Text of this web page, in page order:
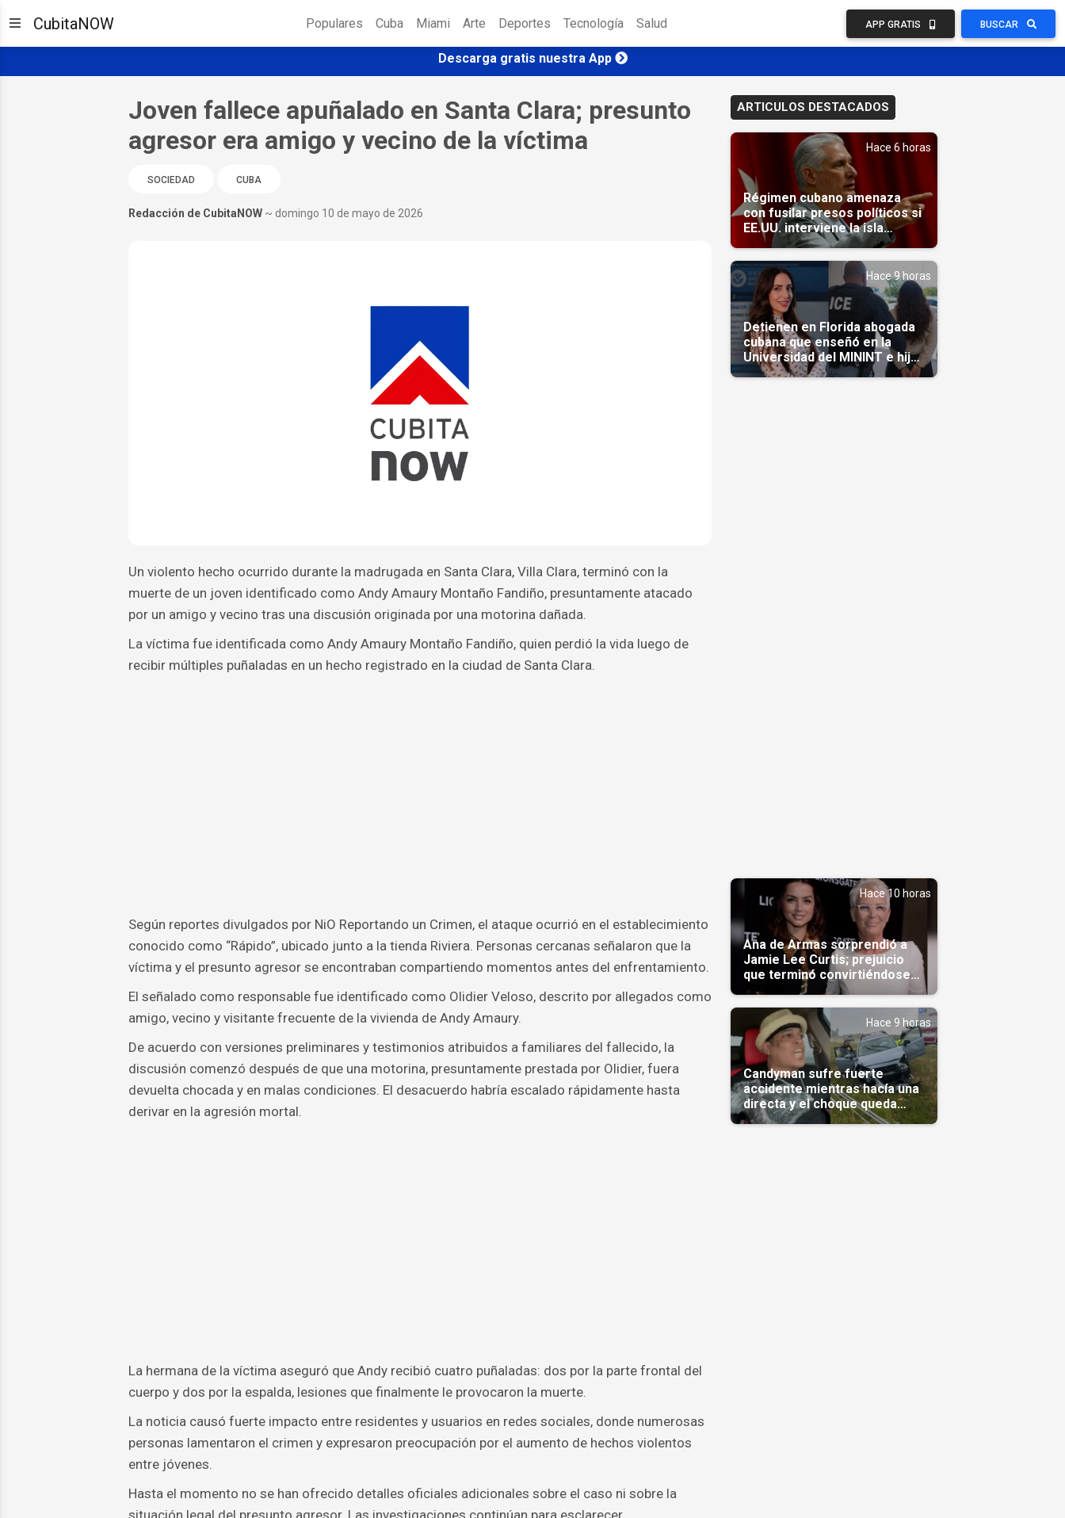
CubitaNOW Populares Cuba Miami Arte Deportes Tecnología Salud APP GRATIS BUSCAR
Descarga gratis nuestra App
Joven fallece apuñalado en Santa Clara; presunto
agresor era amigo y vecino de la víctima
SOCIEDAD CUBA
Redacción de CubitaNOW ~ domingo 10 de mayo de 2026
Un violento hecho ocurrido durante la madrugada en Santa Clara, Villa Clara, terminó con la
muerte de un joven identificado como Andy Amaury Montaño Fandiño, presuntamente atacado
por un amigo y vecino tras una discusión originada por una motorina dañada.
La víctima fue identificada como Andy Amaury Montaño Fandiño, quien perdió la vida luego de
recibir múltiples puñaladas en un hecho registrado en la ciudad de Santa Clara.
Según reportes divulgados por NiO Reportando un Crimen, el ataque ocurrió en el establecimiento
conocido como “Rápido”, ubicado junto a la tienda Riviera. Personas cercanas señalaron que la
víctima y el presunto agresor se encontraban compartiendo momentos antes del enfrentamiento.
El señalado como responsable fue identificado como Olidier Veloso, descrito por allegados como
amigo, vecino y visitante frecuente de la vivienda de Andy Amaury.
De acuerdo con versiones preliminares y testimonios atribuidos a familiares del fallecido, la
discusión comenzó después de que una motorina, presuntamente prestada por Olidier, fuera
devuelta chocada y en malas condiciones. El desacuerdo habría escalado rápidamente hasta
derivar en la agresión mortal.
La hermana de la víctima aseguró que Andy recibió cuatro puñaladas: dos por la parte frontal del
cuerpo y dos por la espalda, lesiones que finalmente le provocaron la muerte.
La noticia causó fuerte impacto entre residentes y usuarios en redes sociales, donde numerosas
personas lamentaron el crimen y expresaron preocupación por el aumento de hechos violentos
entre jóvenes.
Hasta el momento no se han ofrecido detalles oficiales adicionales sobre el caso ni sobre la
ARTICULOS DESTACADOS
Hace 6 horas
Régimen cubano amenaza
con fusilar presos políticos si
EE.UU. interviene la isla
(Video)
Hace 9 horas
Detienen en Florida abogada
cubana que enseñó en la
Universidad del MININT e hija
de diplomático cubano
Hace 10 horas
Ana de Armas sorprendió a
Jamie Lee Curtis; prejuicio
que terminó convirtiéndose
en admiración en Hollywood
Hace 9 horas
Candyman sufre fuerte
accidente mientras hacía una
directa y el choque queda
grabado en video(Video)